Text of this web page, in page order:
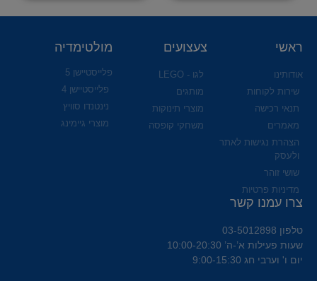
ראשי
אודותינו
שירות לקוחות
תנאי רכישה
מאמרים
הצהרת נגישות לאתר
ולעסק
שושי זוהר
מדיניות פרטיות
צעצועים
לגו - LEGO
מותגים
מוצרי תינוקות
משחקי קופסה
מולטימדיה
פלייסטיישן 5
פלייסטיישן 4
נינטנדו סוויץ
מוצרי גיימינג
צרו עמנו קשר
טלפון 03-5012898
שעות פעילות א’-ה’ 10:00-20:30
יום ו' וערבי חג 9:00-15:30